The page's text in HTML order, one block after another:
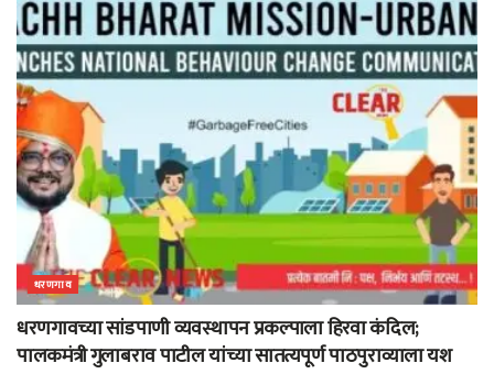
धरणगाव
धरणगावच्या सांडपाणी व्यवस्थापन प्रकल्पाला हिरवा कंदिल;
पालकमंत्री गुलाबराव पाटील यांच्या सातत्यपूर्ण पाठपुराव्याला यश